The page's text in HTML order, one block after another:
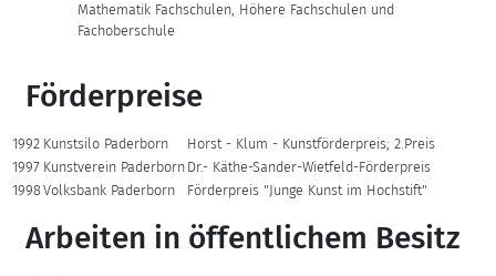
Mathematik Fachschulen, Höhere Fachschulen und
Fachoberschule
Förderpreise
1992 Kunstsilo Paderborn
Horst - Klum - Kunstförderpreis; 2.Preis
1997 Kunstverein Paderborn Dr.- Käthe-Sander-Wietfeld-Förderpreis
1998Volksbank Paderborn Förderpreis "Junge Kunst im Hochstift"
Arbeiten in öffentlichem Besitz